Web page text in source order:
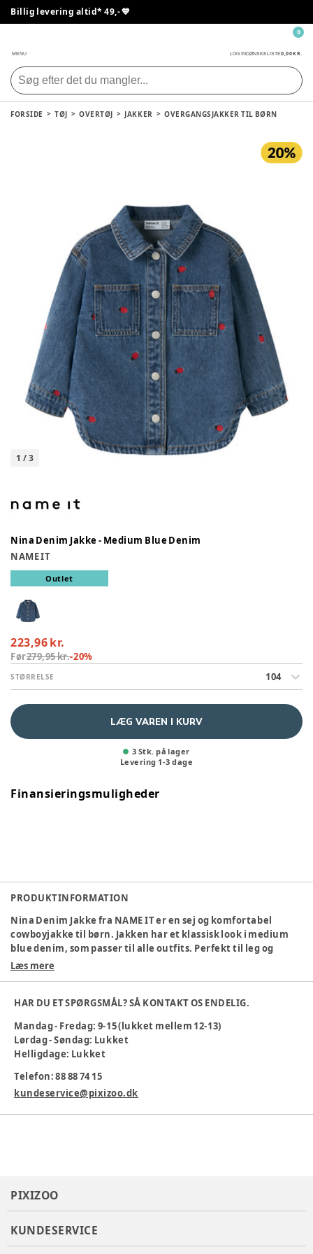
Billig levering altid* 49,- 💙
MENU LOG INDØNSKELISTE0,00 KR.
0
FORSIDE TØJ OVERTØJ JAKKER OVERGANGSJAKKER TIL BØRN
1 /3
Nina Denim Jakke - Medium Blue Denim
NAME IT
Outlet
223,96 kr.
Før279,95 kr.-20%
STØRRELSE 104
LÆG VAREN I KURV
3 Stk. på lager
Levering 1-3 dage
Finansieringsmuligheder
PRODUKTINFORMATION
Nina Denim Jakke fra NAME IT er en sej og komfortabel
cowboyjakke til børn. Jakken har et klassisk look i medium
blue denim, som passer til alle outfits. Perfekt til leg og
hverdag!
Materiale: 100% bomuld
Blødt og slidstærkt materiale
Nem at tage af og på
Maskinvask 40°
Farve:
Denim
Materiale:Bomuld
Tøj størrelse:104 cm / 4 år
Læs mere
HAR DU ET SPØRGSMÅL? SÅ KONTAKT OS ENDELIG.
Mandag - Fredag: 9-15 (lukket mellem 12-13)
Lørdag - Søndag: Lukket
Helligdage: Lukket
Telefon: 88 88 74 15
kundeservice@pixizoo.dk
PIXIZOO
KUNDESERVICE